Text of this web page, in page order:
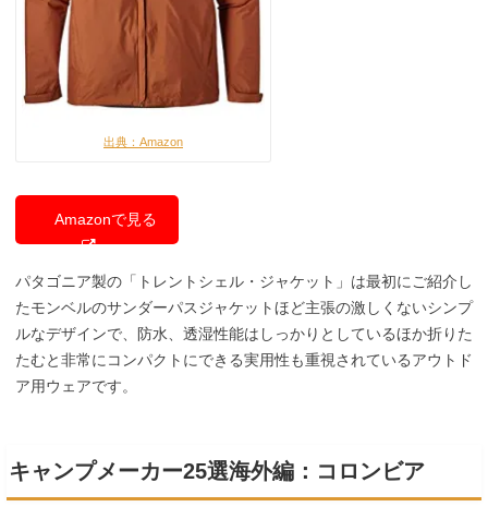
出典：Amazon
Amazonで見る
パタゴニア製の「トレントシェル・ジャケット」は最初にご紹介し
たモンベルのサンダーパスジャケットほど主張の激しくないシンプ
ルなデザインで、防水、透湿性能はしっかりとしているほか折りた
たむと非常にコンパクトにできる実用性も重視されているアウトド
ア用ウェアです。
キャンプメーカー25選海外編：コロンビア